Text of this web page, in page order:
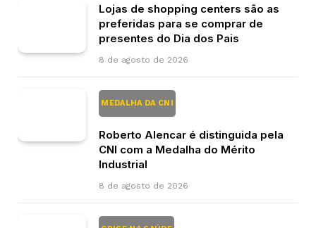
Lojas de shopping centers são as
preferidas para se comprar de
presentes do Dia dos Pais
8 de agosto de 2026
MEDALHA DA CNI
Roberto Alencar é distinguida pela
CNI com a Medalha do Mérito
Industrial
8 de agosto de 2026